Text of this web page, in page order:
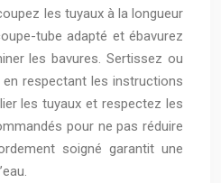
les tuyaux à la longueur
tube adapté et ébavurez
les bavures. Sertissez ou
respectant les instructions
les tuyaux et respectez les
pour ne pas réduire
soigné garantit une